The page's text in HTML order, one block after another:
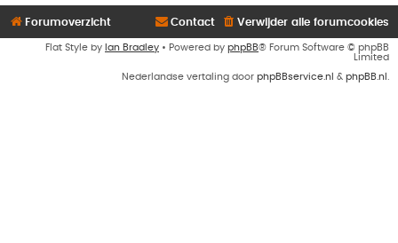
Forumoverzicht Verwijder alle forumcookies
Contact
Flat Style by Ian Bradley • Powered by phpBB® Forum Software © phpBB
Limited
Nederlandse vertaling door phpBBservice.nl & phpBB.nl